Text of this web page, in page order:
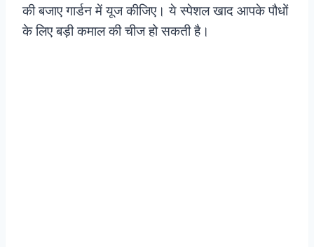
की बजाए गार्डन में यूज कीजिए। ये स्पेशल खाद आपके पौधों
के लिए बड़ी कमाल की चीज हो सकती है।